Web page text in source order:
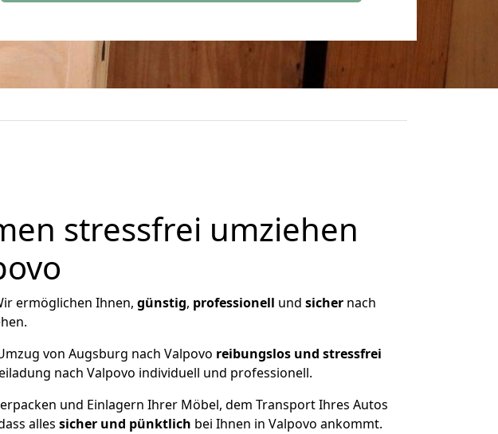
stressfrei umziehen
ermöglichen Ihnen, günstig, professionell und sichernach
von Augsburg nach Valpovo reibungslos und stressfrei
nach Valpovo individuell und professionell.
und Einlagern Ihrer Möbel, dem Transport Ihres Autos
alles sicher und pünktlich bei Ihnen in Valpovo ankommt.